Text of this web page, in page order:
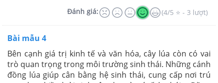
Đánh giá: (4/5 ⭐ - 3 lượt)
Bài mẫu 4
Bên cạnh giá trị kinh tế và văn hóa, cây lúa còn có vai
trò quan trọng trong môi trường sinh thái. Những cánh
đồng lúa giúp cân bằng hệ sinh thái, cung cấp nơi trú